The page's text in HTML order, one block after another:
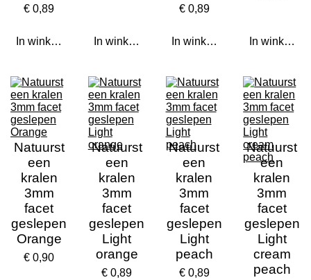
€ 0,89
In winkelwagen In winkelwagen
€ 0,89
In winkelwagen In
Natuurst
een
kralen
3mm
facet
geslepen
Orange
€ 0,90
Natuurst
een
kralen
3mm
facet
geslepen
Light
orange
€ 0,89
Natuurst
een
kralen
3mm
facet
geslepen
Light
peach
€ 0,89
Natuurst
een
kralen
3mm
facet
geslepen
Light
cream
peach